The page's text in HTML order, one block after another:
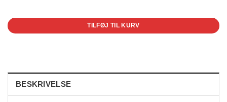
TILFØJ TIL KURV
BESKRIVELSE